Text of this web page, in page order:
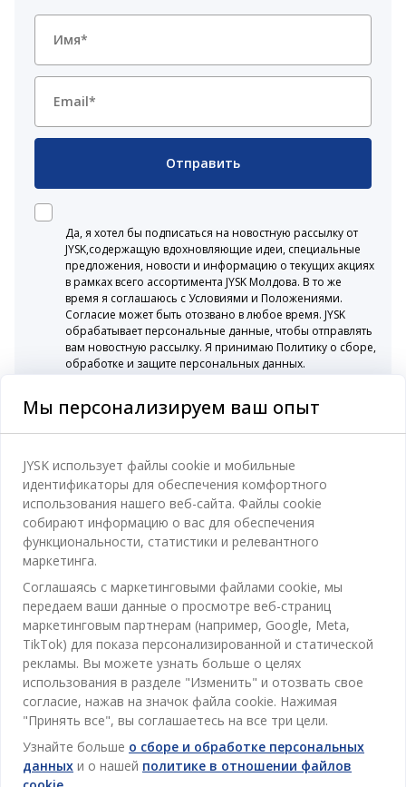
Отправить
Да, я хотел бы подписаться на новостную рассылку от
JYSK,содержащую вдохновляющие идеи, специальные
предложения, новости и информацию о текущих акциях
в рамках всего ассортимента JYSK Молдова. В то же
время я соглашаюсь с Условиями и Положениями.
Согласие может быть отозвано в любое время. JYSK
обрабатывает персональные данные, чтобы отправлять
вам новостную рассылку. Я принимаю Политику о сборе,
обработке и защите персональных данных.
Категории
Спальня
Ванная
Кабинет
Гостиная
Столовая
Хранение
Шторы
Для Сада
Товары для дома
Отдел обслуживания клиентов
Контакты службы поддержки клиентов
Магазины и часы работы
Акции
Пользовательское соглашение
Гарантия цены
Гарантия на продукт
Политика конфиденциальности
JYSK
Про JYSK
JYSK.com
Пресса
Вакансии
Новостная рассылка
ОФИС
TAROL-DD S.R.L. ул.Юбилейная, 41A мун. Кишинёв,
Республика Молдова
JYSK BUSINESS TO BUSINESS (B2B)
Продажи и работа с юридическими лицами
Телефон: 060 531 531
JYSK ОБСЛУЖИВАНИЕ КЛИЕНТОВ
Контактный центр для клиентов
Телефон: 022 022 030
E-mail: support@jysk.md
Следите за Jysk
Мы персонализируем ваш опыт
JYSK использует файлы cookie и мобильные
идентификаторы для обеспечения комфортного
использования нашего веб-сайта. Файлы cookie
собирают информацию о вас для обеспечения
функциональности, статистики и релевантного
маркетинга.
Соглашаясь с маркетинговыми файлами cookie, мы
передаем ваши данные о просмотре веб-страниц
маркетинговым партнерам (например, Google, Meta,
TikTok) для показа персонализированной и статической
рекламы. Вы можете узнать больше о целях
использования в разделе "Изменить" и отозвать свое
согласие, нажав на значок файла cookie. Нажимая
"Принять все", вы соглашаетесь на все три цели.
Узнайте больше о сборе и обработке персональных
данных и о нашей политике в отношении файлов